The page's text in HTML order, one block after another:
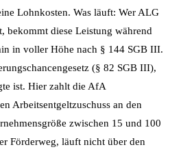
Lohnkosten. Was läuft: Wer ALG
bekommt diese Leistung während
in voller Höhe nach § 144 SGB III.
(§ 82 SGB III),
ist. Hier zahlt die AfA
Arbeitsentgeltzuschuss an den
zwischen 15 und 100
Förderweg, läuft nicht über den